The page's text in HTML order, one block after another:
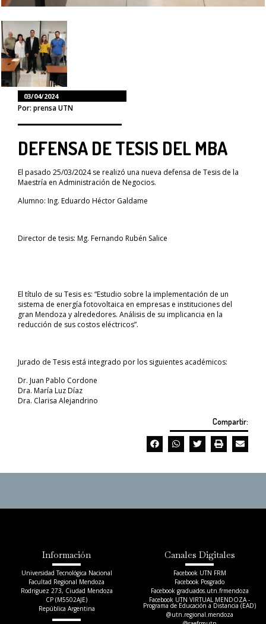
03/04/2024
Por: prensa UTN
DEFENSA DE TESIS DEL MBA
El pasado 25/03/2024 se realizó una nueva defensa de Tesis de la
Maestría en Administración de Negocios.
Alumno: Ing. Eduardo Héctor Galdame
Director de tesis: Mg. Fernando Rubén Salice
El título de su Tesis es: “Estudio sobre la implementación de un
sistema de energía fotovoltaica en empresas e instituciones del
gran Mendoza y alrededores. Análisis de su implicancia en la
reducción de sus costos eléctricos”.
Jurado de Tesis está integrado por los siguientes académicos:
Dr. Juan Pablo Cordone
Dra. María Luz Díaz
Dra. Clarisa Alejandrino
Compartir:
Información
Universidad Tecnológica Nacional
Facultad Regional Mendoza
Rodriguez 273, Ciudad Mendoza
CP (M5502AJE)
República Argentina
Canales Digitales
Facebook UTN FRM
Facebook Posgrado
Facebook graduados.utn.frmendoza
Facebook UTN VIRTUAL MENDOZA -
Programa de Educación a Distancia (EAD)
@utn.regional.mendoza